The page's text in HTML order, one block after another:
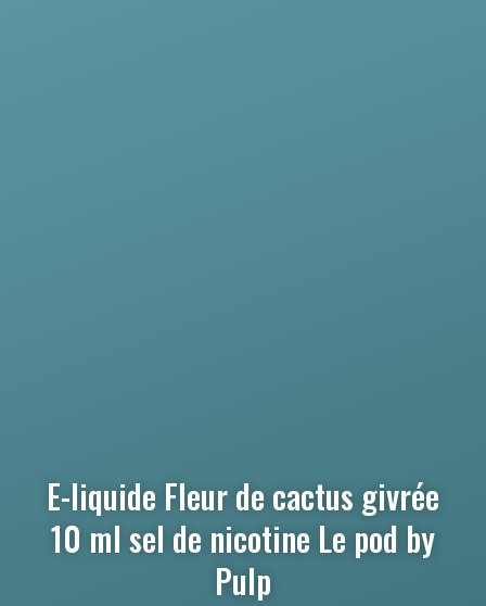
E-liquide Fleur de cactus givrée
10 ml sel de nicotine Le pod by
Pulp